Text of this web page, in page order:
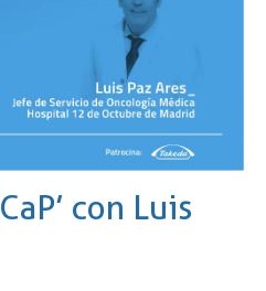
con Luis